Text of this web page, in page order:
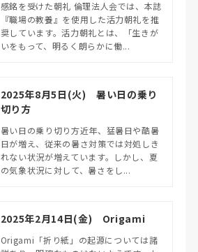
感銘を受けた朝礼 倫理法人会では、本誌
『職場の教養』を使用した活力朝礼を推
奨しています。活力朝礼とは、「生きが
いをもって、明るく朗らかに働...
2025年8月5日(火) 暑い日の乗り
切り方
暑い日の乗り切り方近年、猛暑日や酷暑
日が増え、従来の暑さ対策では対処しき
れない状況が増えています。しかし、夏
の気象状況に対して、暑さをし...
2025年2月14日(金) Origami
Origami「折り紙」の起源については諸